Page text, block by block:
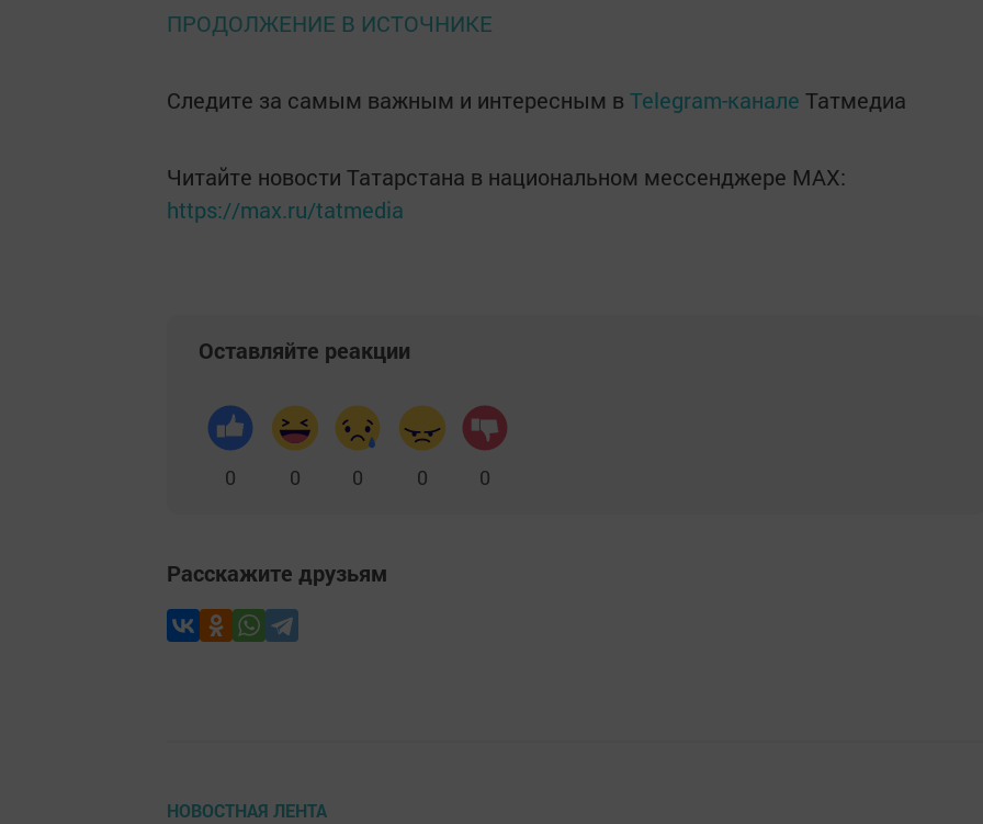
ПРОДОЛЖЕНИЕ В ИСТОЧНИКЕ
Следите за самым важным и интересным в Telegram-канале Татмедиа
Читайте новости Татарстана в национальном мессенджере MАХ:
https://max.ru/tatmedia
Оставляйте реакции
0 0 0 0 0
Расскажите друзьям
НОВОСТНАЯ ЛЕНТА